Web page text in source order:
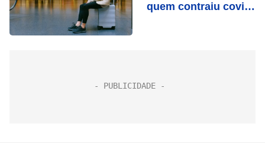
quem contraiu covid-